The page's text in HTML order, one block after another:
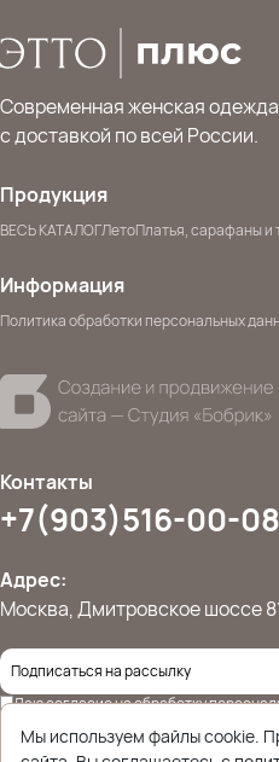
Современная женская
с доставкой по всей России.
Продукция
ВЕСЬ КАТАЛОГЛетоПлатья, сарафаны и
Информация
Политика обработки персональных
Контакты
+7(903)516-00-08
Адрес:
Москва, Дмитровское шоссе
Даю согласие наобработку
Политика конфиденциальности
Мы используем файлы cookie.